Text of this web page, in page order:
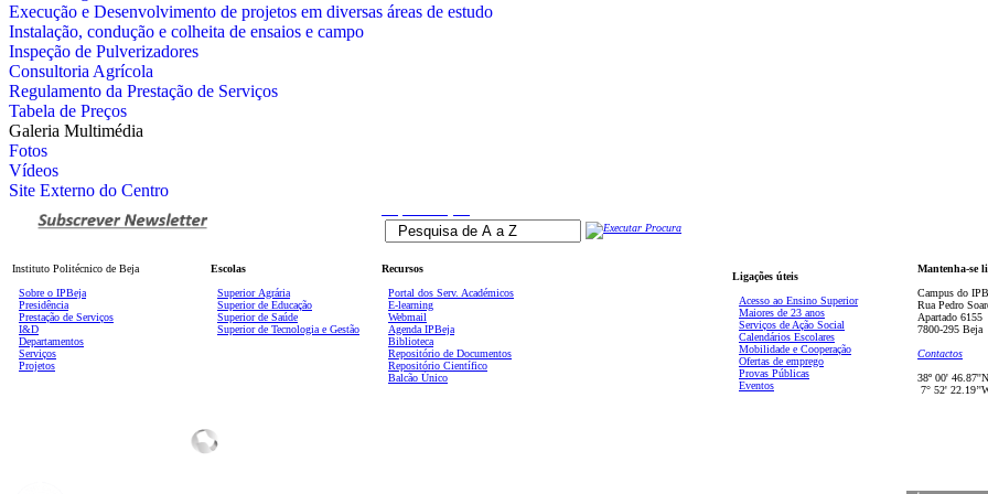
Execução e Desenvolvimento de projetos em diversas áreas de estudo
Instalação, condução e colheita de ensaios e campo
Inspeção de Pulverizadores
Consultoria Agrícola
Regulamento da Prestação de Serviços
Tabela de Preços
Galeria Multimédia
Fotos
Vídeos
Site Externo do Centro
Instituto Politécnico de Beja
Sobre o IPBeja
Presidência
Prestação de Serviços
I&D
Departamentos
Serviços
Projetos
Escolas
Superior Agrária
Superior de Educação
Superior de Saúde
Superior de Tecnologia e Gestão
Recursos
Portal dos Serv. Académicos
E-learning
Webmail
Agenda IPBeja
Biblioteca
Repositório de Documentos
Repositório Científico
Balcão Único
Ligações úteis
Acesso ao Ensino Superior
Maiores de 23 anos
Serviços de Ação Social
Calendários Escolares
Mobilidade e Cooperação
Ofertas de emprego
Provas Públicas
Eventos
Mantenha-se
Campus do
Rua Pedro
Apartado 6155
7800-295 Beja
Contactos
38º 00' 46.87''N
7° 52'